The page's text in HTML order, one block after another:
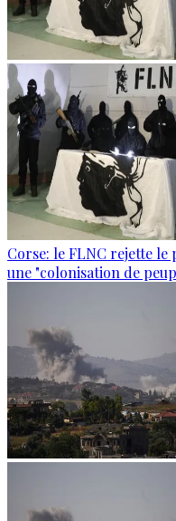
Corse: le FLNC rejette
une "colonisation de